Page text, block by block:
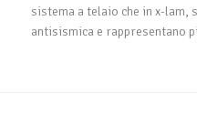
sistema a telaio che in x-lam,
antisismica e rappresentano